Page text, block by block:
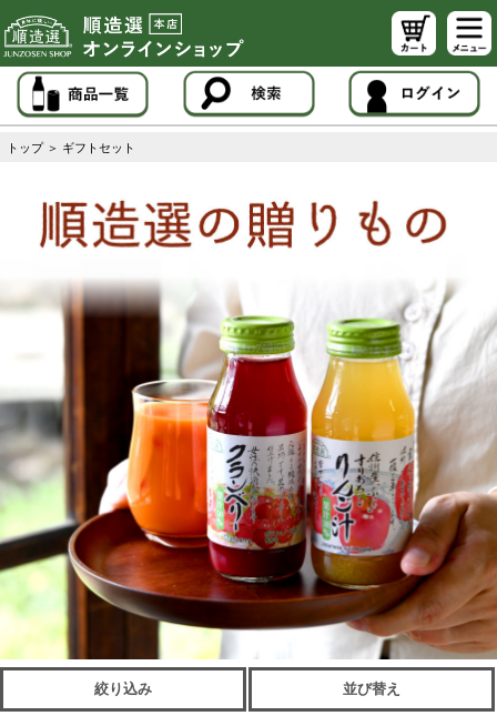
トップ ＞ ギフトセット
絞り込み 並び替え